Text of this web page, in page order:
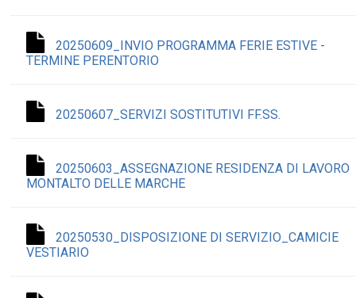
20250609_INVIO PROGRAMMA FERIE ESTIVE -
TERMINE PERENTORIO
20250607_SERVIZI SOSTITUTIVI FF.SS.
20250603_ASSEGNAZIONE RESIDENZA DI LAVORO
MONTALTO DELLE MARCHE
20250530_DISPOSIZIONE DI SERVIZIO_CAMICIE
VESTIARIO